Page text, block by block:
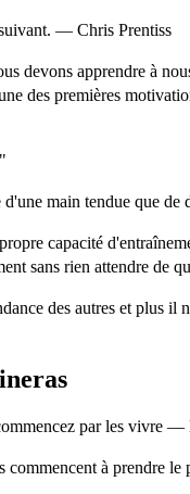
— Chris Prentiss
devons apprendre à
des premières
main tendue que de
capacité
sans rien attendre de
des autres et plus
par les vivre
à prendre le